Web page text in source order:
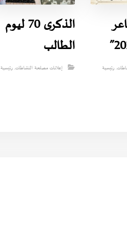
,رئيسية
الذكرى 70 ليوم
الطالب
إعلانات مصلحة النشاطات,رئيسية